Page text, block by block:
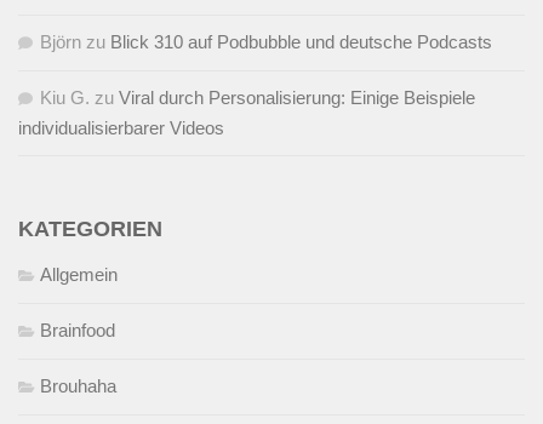
Björn zu Blick 310 auf Podbubble und deutsche Podcasts
Kiu G. zu Viral durch Personalisierung: Einige Beispiele
individualisierbarer Videos
KATEGORIEN
Allgemein
Brainfood
Brouhaha